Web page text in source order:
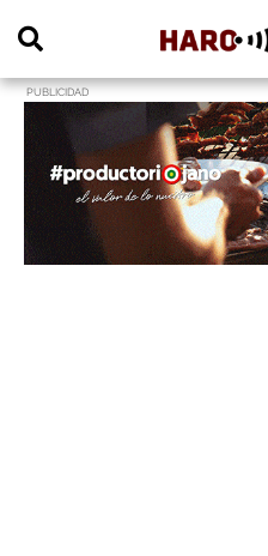
PUBLICIDAD